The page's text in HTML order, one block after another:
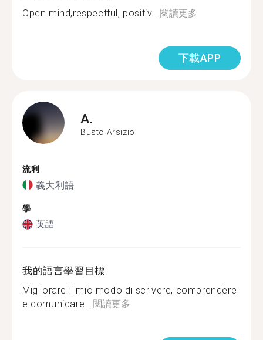
Open mind,respectful, positiv...閱讀更多
下載APP
A.
Busto Arsizio
流利
義大利語
學
英語
我的語言學習目標
Migliorare il mio modo di scrivere, comprendere
e comunicare...閱讀更多